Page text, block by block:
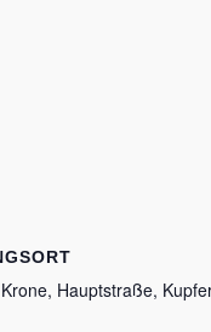
Hauptstraße,